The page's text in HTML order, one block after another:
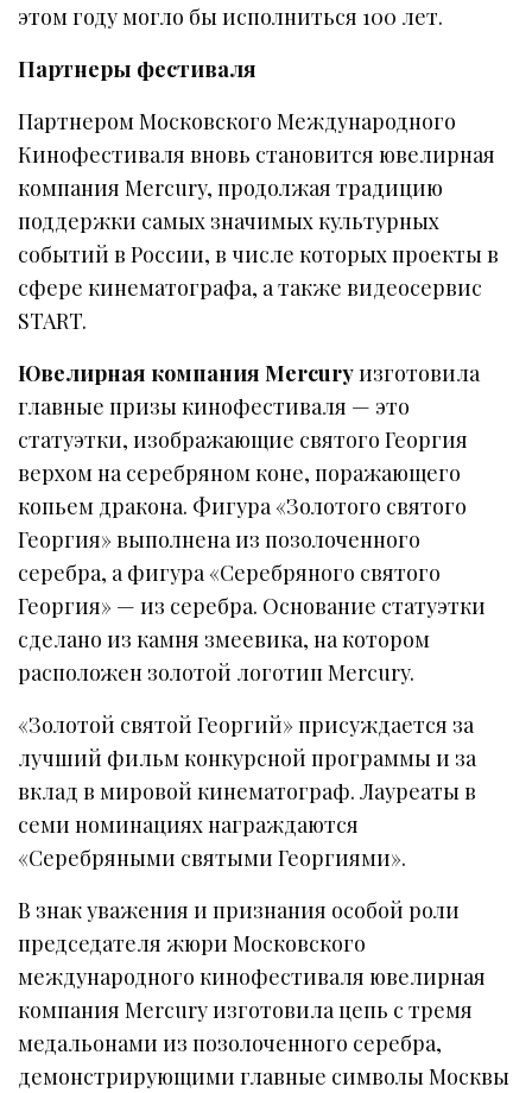
этом году могло бы исполниться 100 лет.
Партнеры фестиваля
Партнером Московского Международного
Кинофестиваля вновь становится ювелирная
компания Mercury, продолжая традицию
поддержки самых значимых культурных
событий в России, в числе которых проекты в
сфере кинематографа, а также видеосервис
START.
Ювелирная компания Mercuryизготовила
главные призы кинофестиваля — это
статуэтки, изображающие святого Георгия
верхом на серебряном коне, поражающего
копьем дракона. Фигура «Золотого святого
Георгия» выполнена из позолоченного
серебра, а фигура «Серебряного святого
Георгия» — из серебра. Основание статуэтки
сделано из камня змеевика, на котором
расположен золотой логотип Mercury.
«Золотой святой Георгий» присуждается за
лучший фильм конкурсной программы и за
вклад в мировой кинематограф. Лауреаты в
семи номинациях награждаются
«Серебряными святыми Георгиями».
В знак уважения и признания особой роли
председателя жюри Московского
международного кинофестиваля ювелирная
компания Mercury изготовила цепь с тремя
медальонами из позолоченного серебра,
демонстрирующими главные символы Москвы